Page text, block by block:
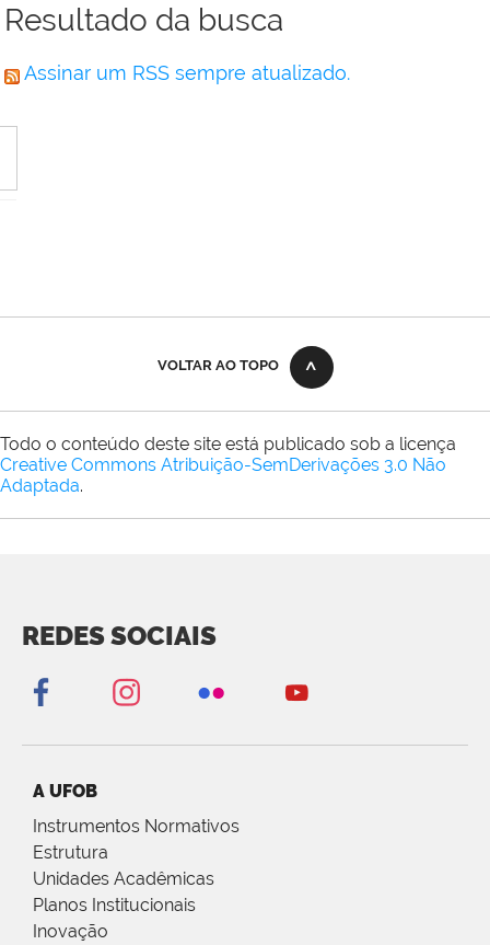
Resultado da busca
Assinar um RSS sempre atualizado.
VOLTAR AO TOPO
Todo o conteúdo deste site está publicado sob a licença
Creative Commons Atribuição-SemDerivações 3.0 Não
Adaptada.
REDES SOCIAIS
A UFOB
Instrumentos Normativos
Estrutura
Unidades Acadêmicas
Planos Institucionais
Inovação